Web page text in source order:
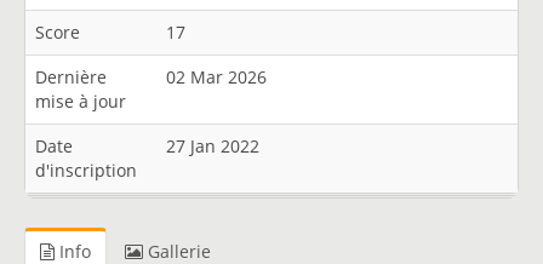
Score
17
Dernière
mise à jour
02 Mar 2026
Date
d'inscription
27 Jan 2022
Info Gallerie